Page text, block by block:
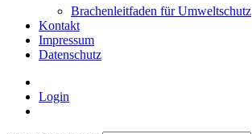
Brachenleitfaden für Umweltschutz
Kontakt
Impressum
Datenschutz
Login